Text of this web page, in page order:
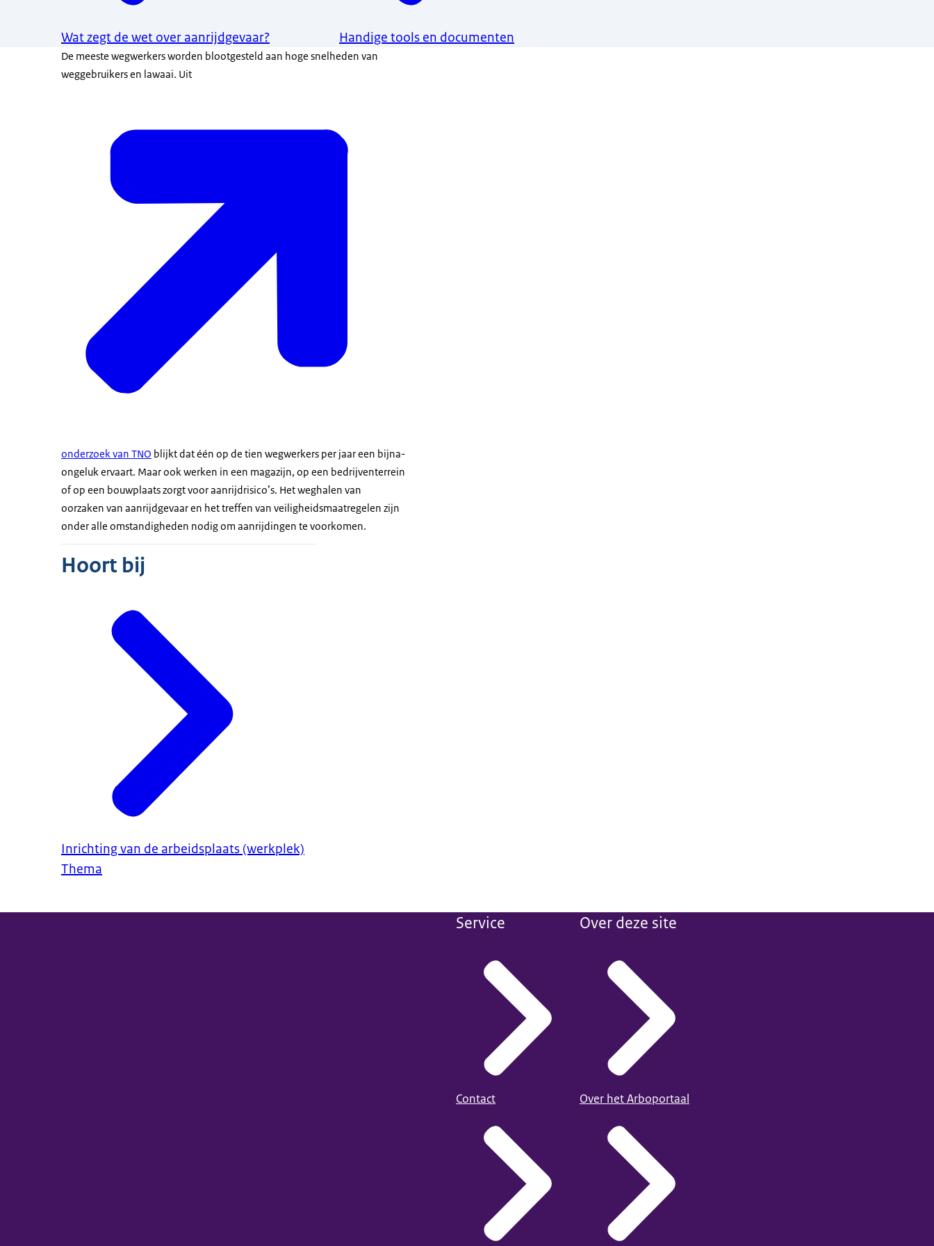
Wat zegt de wet over aanrijdgevaar? Handige tools en documenten
De meeste wegwerkers worden blootgesteld aan hoge snelheden van
weggebruikers en lawaai. Uit
onderzoek van TNO blijkt dat één op de tien wegwerkers per jaar een bijna-
ongeluk ervaart. Maar ook werken in een magazijn, op een bedrijventerrein
of op een bouwplaats zorgt voor aanrijdrisico’s. Het weghalen van
oorzaken van aanrijdgevaar en het treffen van veiligheidsmaatregelen zijn
onder alle omstandigheden nodig om aanrijdingen te voorkomen.
Hoort bij
Inrichting van de arbeidsplaats (werkplek)
Thema
Service
Contact
Over deze site
Over het Arboportaal